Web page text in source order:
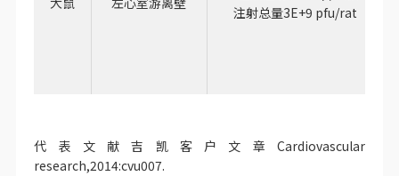
注射总量3E+9 pfu/rat
代表文献吉凯客户文章Cardiovascular
research,2014:cvu007.